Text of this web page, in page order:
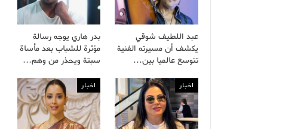
عبد اللطيف شوقي
يكشف أن مسيرته الفنية
تتوسع عالميا بين…
بدر هاري يوجه رسالة
مؤثرة للشباب بعد مأساة
سبتة ويحذر من وهم…
اخبار اخبار